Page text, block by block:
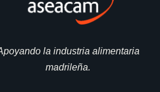
la industria alimentaria
madrileña.